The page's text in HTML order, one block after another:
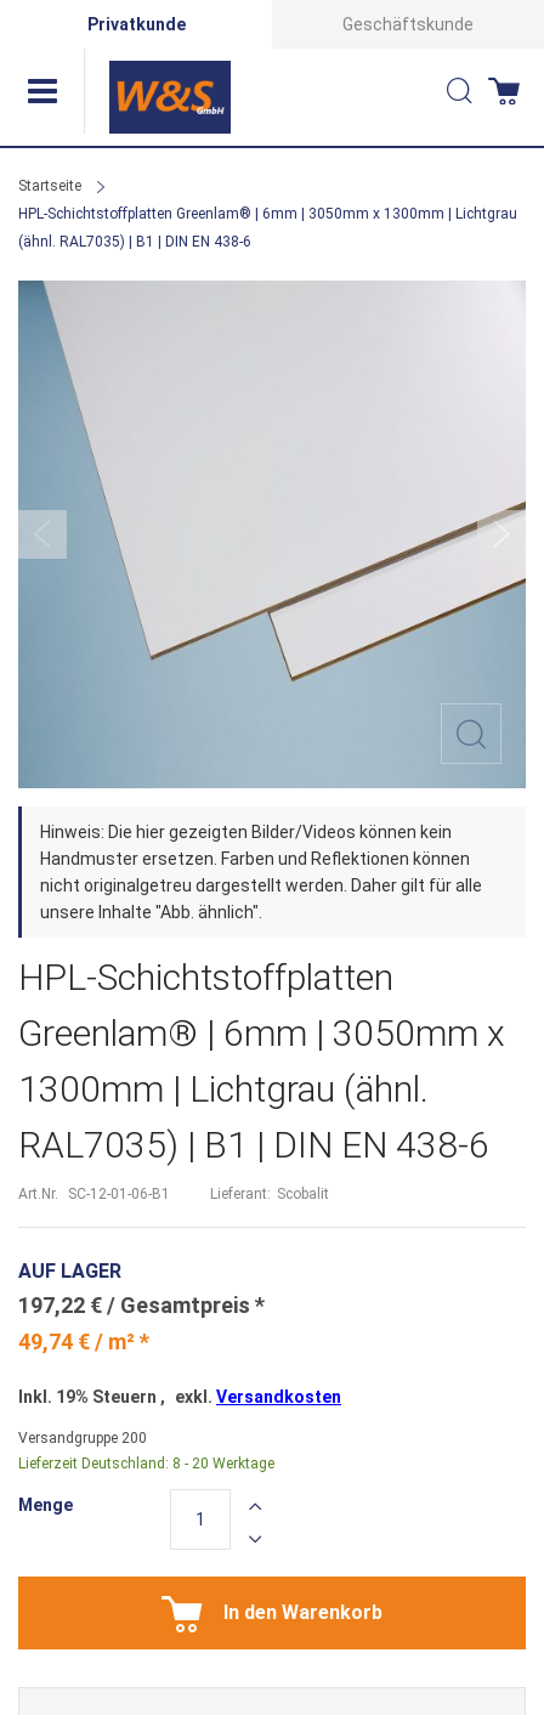
Privatkunde Geschäftskunde
Suche
Startseite
HPL-Schichtstoffplatten Greenlam® | 6mm | 3050mm x 1300mm | Lichtgrau
(ähnl. RAL7035) | B1 | DIN EN 438-6
Zum
Ende
Bildergalerie
Zum
Anfang
der
Bildergalerie
Hinweis: Die hier gezeigten Bilder/Videos können kein
Handmuster ersetzen. Farben und Reflektionen können
nicht originalgetreu dargestellt werden. Daher gilt für alle
unsere Inhalte "Abb. ähnlich".
HPL-Schichtstoffplatten
Greenlam® | 6mm | 3050mm x
1300mm | Lichtgrau (ähnl.
RAL7035) | B1 | DIN EN 438-6
Art.Nr. SC-12-01-06-B1 Lieferant: Scobalit
AUF LAGER
49,74 € / m² *
197,22 €
Inkl. 19% Steuern , exkl. Versandkosten
Versandgruppe 200
Lieferzeit Deutschland: 8 - 20 Werktage
Menge
In den Warenkorb